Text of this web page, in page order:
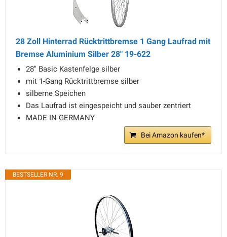
28 Zoll Hinterrad Rücktrittbremse 1 Gang Laufrad mit
Bremse Aluminium Silber 28" 19-622
28" Basic Kastenfelge silber
mit 1-Gang Rücktrittbremse silber
silberne Speichen
Das Laufrad ist eingespeicht und sauber zentriert
MADE IN GERMANY
Bei Amazon kaufen*
BESTSELLER NR. 9